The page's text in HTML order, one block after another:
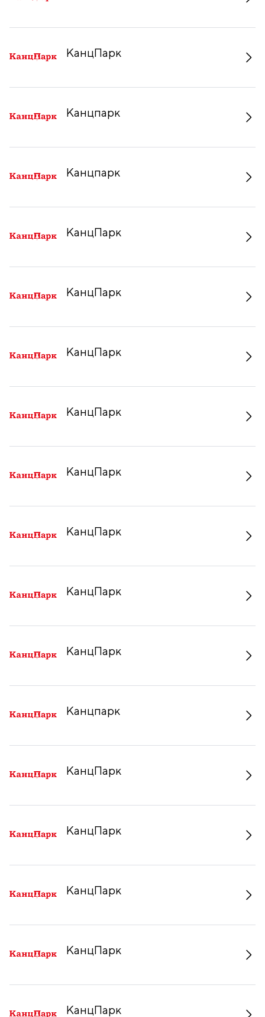
КанцПарк
Канцпарк
Канцпарк
КанцПарк
КанцПарк
КанцПарк
КанцПарк
КанцПарк
КанцПарк
КанцПарк
КанцПарк
Канцпарк
КанцПарк
КанцПарк
КанцПарк
КанцПарк
КанцПарк